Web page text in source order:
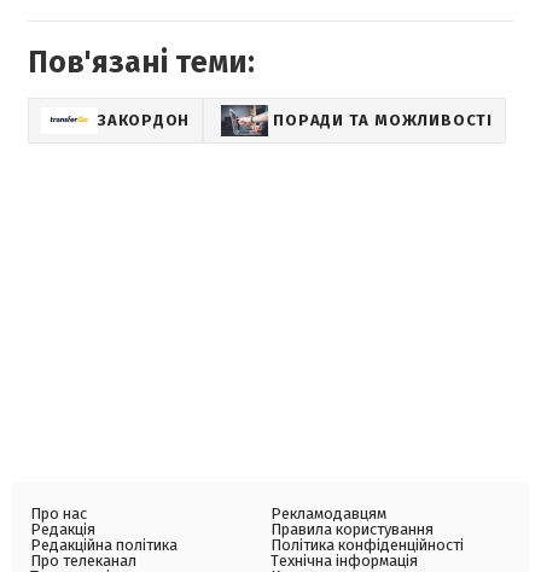
Пов'язані теми:
ЗАКОРДОН ПОРАДИ ТА МОЖЛИВОСТІ
Про нас
Редакція
Редакційна політика
Про телеканал
Рекламодавцям
Правила користування
Політика конфіденційності
Технічна інформація